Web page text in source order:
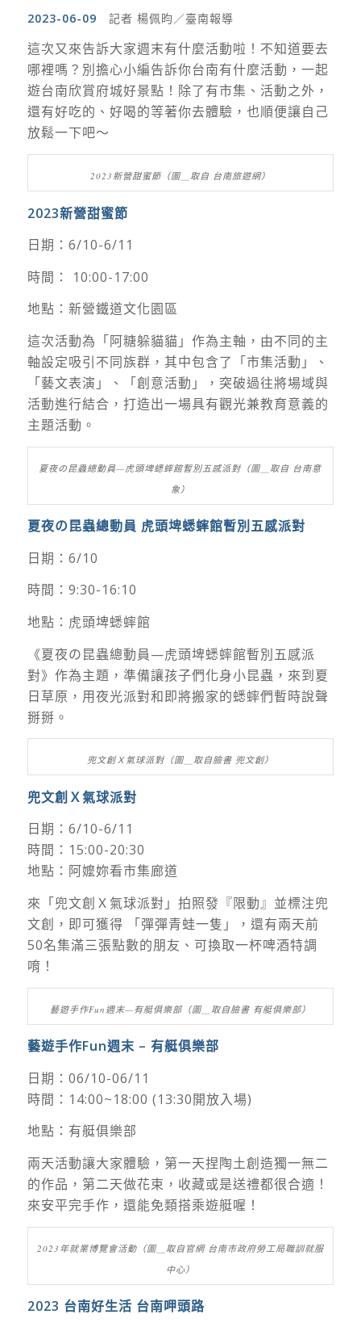
2023-06-09 記者 楊佩昀／臺南報導
這次又來告訴大家週末有什麼活動啦！不知道要去
哪裡嗎？別擔心小編告訴你台南有什麼活動，一起
遊台南欣賞府城好景點！除了有市集、活動之外，
還有好吃的、好喝的等著你去體驗，也順便讓自己
放鬆一下吧～
2023新營甜蜜節（圖＿取自 台南旅遊網）
2023新營甜蜜節
日期：6/10-6/11
時間： 10:00-17:00
地點：新營鐵道文化園區
這次活動為「阿糖躲貓貓」作為主軸，由不同的主
軸設定吸引不同族群，其中包含了
「市集活動」、
「藝文表演」、「創意活動」，突破過往將場域與
活動進行結合，打造出一場具有觀光兼教育意義的
主題活動。
夏夜の昆蟲總動員—虎頭埤蟋蟀館暫別五感派對（圖＿取自 台南意
象）
夏夜の昆蟲總動員 虎頭埤蟋蟀館暫別五感派對
日期：6/10
時間：9:30-16:10
地點：虎頭埤蟋蟀館
《夏夜の昆蟲總動員—虎頭埤蟋蟀館暫別五感派
對》作為主題，準備讓孩子們化身小昆蟲，來到夏
日草原，用夜光派對和即將搬家的蟋蟀們暫時說聲
掰掰。
兜文創Ｘ氣球派對（圖＿取自臉書 兜文創）
兜文創Ｘ氣球派對
日期：6/10-6/11
時間：15:00-20:30
地點：阿嬤妳看市集廊道
來「兜文創Ｘ氣球派對」拍照發『限動』並標注兜
文創，即可獲得 「彈彈青蛙一隻」，還有兩天前
50名集滿三張點數的朋友、可換取一杯啤酒特調
唷！
藝遊手作Fun週末—有艇俱樂部（圖＿取自臉書 有艇俱樂部）
藝遊手作Fun週末 – 有艇俱樂部
日期：06/10-06/11
時間：14:00~18:00 (13:30開放入場)
地點：有艇俱樂部
兩天活動讓大家體驗，第一天捏陶土創造獨一無二
的作品，第二天做花束，收藏或是送禮都很合適！
來安平完手作，還能免類搭乘遊艇喔！
2023年就業博覽會活動（圖＿取自官網 台南市政府勞工局職訓就服
中心）
2023 台南好生活 台南呷頭路